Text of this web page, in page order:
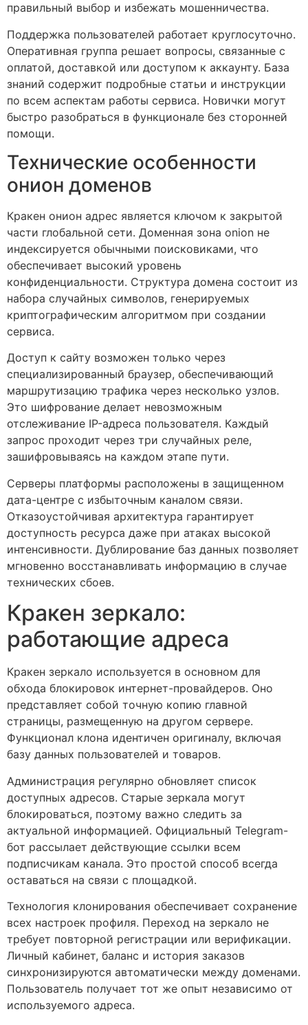
правильный выбор и избежать мошенничества.
Поддержка пользователей работает круглосуточно.
Оперативная группа решает вопросы, связанные с
оплатой, доставкой или доступом к аккаунту. База
знаний содержит подробные статьи и инструкции
по всем аспектам работы сервиса. Новички могут
быстро разобраться в функционале без сторонней
помощи.
Технические особенности
онион доменов
Кракен онион адрес является ключом к закрытой
части глобальной сети. Доменная зона onion не
индексируется обычными поисковиками, что
обеспечивает высокий уровень
конфиденциальности. Структура домена состоит из
набора случайных символов, генерируемых
криптографическим алгоритмом при создании
сервиса.
Доступ к сайту возможен только через
специализированный браузер, обеспечивающий
маршрутизацию трафика через несколько узлов.
Это шифрование делает невозможным
отслеживание IP-адреса пользователя. Каждый
запрос проходит через три случайных реле,
зашифровываясь на каждом этапе пути.
Серверы платформы расположены в защищенном
дата-центре с избыточным каналом связи.
Отказоустойчивая архитектура гарантирует
доступность ресурса даже при атаках высокой
интенсивности. Дублирование баз данных позволяет
мгновенно восстанавливать информацию в случае
технических сбоев.
Кракен зеркало:
работающие адреса
Кракен зеркало используется в основном для
обхода блокировок интернет-провайдеров. Оно
представляет собой точную копию главной
страницы, размещенную на другом сервере.
Функционал клона идентичен оригиналу, включая
базу данных пользователей и товаров.
Администрация регулярно обновляет список
доступных адресов. Старые зеркала могут
блокироваться, поэтому важно следить за
актуальной информацией. Официальный Telegram-
бот рассылает действующие ссылки всем
подписчикам канала. Это простой способ всегда
оставаться на связи с площадкой.
Технология клонирования обеспечивает сохранение
всех настроек профиля. Переход на зеркало не
требует повторной регистрации или верификации.
Личный кабинет, баланс и история заказов
синхронизируются автоматически между доменами.
Пользователь получает тот же опыт независимо от
используемого адреса.